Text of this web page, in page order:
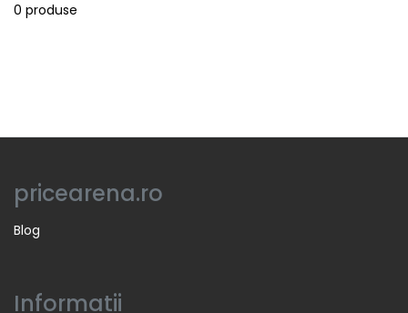
0 produse
pricearena.ro
Blog
Informatii